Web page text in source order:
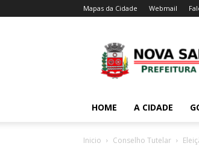
Mapas da Cidade Webmail
HOME A CIDADE
Inicio Conselho Tutelar